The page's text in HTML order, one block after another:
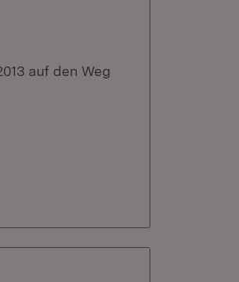
auf den Weg